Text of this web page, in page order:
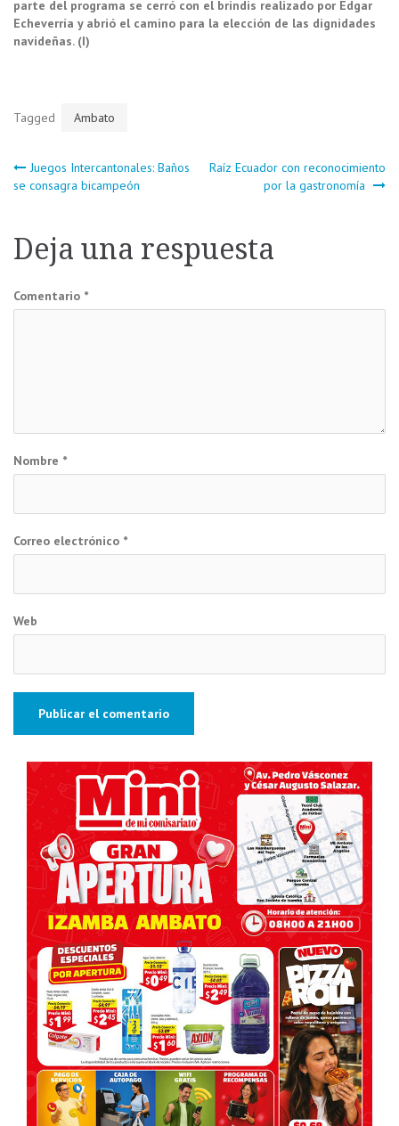
parte del programa se cerró con el brindis realizado por Edgar
Echeverría y abrió el camino para la elección de las dignidades
navideñas. (I)
Tagged Ambato
Navegación
entradas
Juegos Intercantonales: Baños
se consagra bicampeón
Raíz Ecuador con reconocimiento
por la gastronomía
Deja una respuesta
Comentario *
Nombre *
Correo electrónico *
Web